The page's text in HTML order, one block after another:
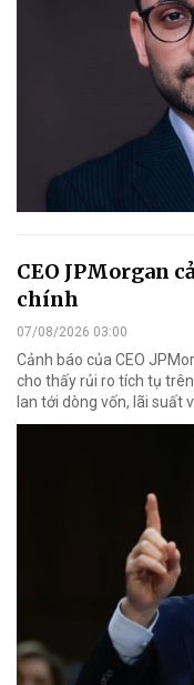
CEO JPMorgan
chính
07/08/2026 03:00
Cảnh báo của CEO
cho thấy rủi ro tích tụ
lan tới dòng vốn, lãi suất